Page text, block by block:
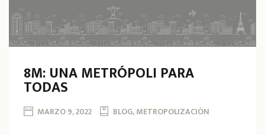
8M: UNA METRÓPOLI PARA
TODAS
MARZO 9, 2022 BLOG, METROPOLIZACIÓN